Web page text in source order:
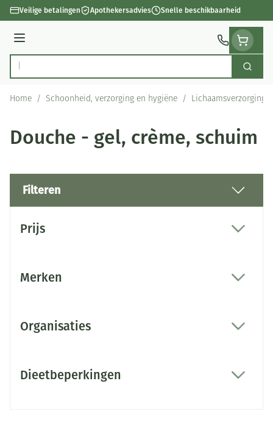
Ga naar de inhoud
Veilige betalingen Apothekersadvies Snelle beschikbaarheid
Menu
Product, merk, categorie... Zoek
Home / Schoonheid, verzorging en hygiëne / Lichaamsverzorging
Douche - gel, crème, schuim
Filteren
Prijs
Merken
Organisaties
Dieetbeperkingen